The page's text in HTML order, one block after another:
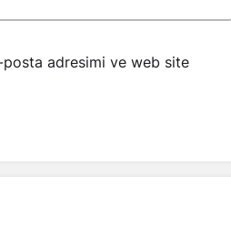
posta adresimi ve web site